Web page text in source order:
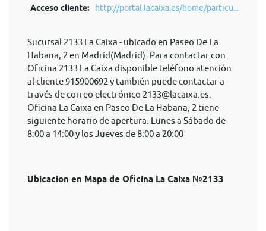
Acceso cliente: http://portal.lacaixa.es/home/particu...
Sucursal 2133 La Caixa - ubicado en Paseo De La
Habana, 2 en Madrid(Madrid). Para contactar con
Oficina 2133 La Caixa disponible teléfono atención
al cliente 915900692 y también puede contactar a
través de correo electrónico 2133@lacaixa.es
Oficina La Caixa en Paseo De La Habana, 2 tiene
siguiente horario de apertura. Lunes a Sábado de
8:00 a 14:00 y los Jueves de 8:00 a 20:00
Ubicacion en Mapa de Oficina La Caixa №2133